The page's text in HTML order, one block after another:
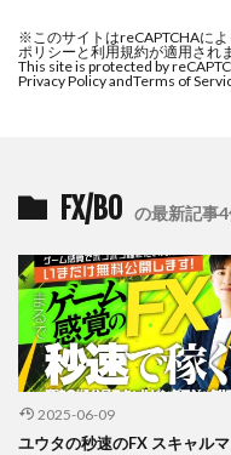
※このサイトはreCAPTCHAに
ポリシーと利用規約が適用され
This site is protected by
Privacy Policy andTerms of
FX/BO の最新記事
2025-06-09
ユウタの秒速のFX スキャル